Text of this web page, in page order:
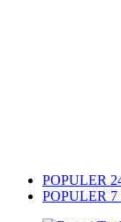
POPULER
POPULER